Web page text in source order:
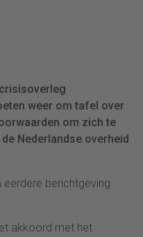
weer om tafel over
om zich te
Nederlandse overheid
eerdere berichtgeving
akkoord met het